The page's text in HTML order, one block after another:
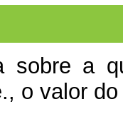
sobre a
o valor